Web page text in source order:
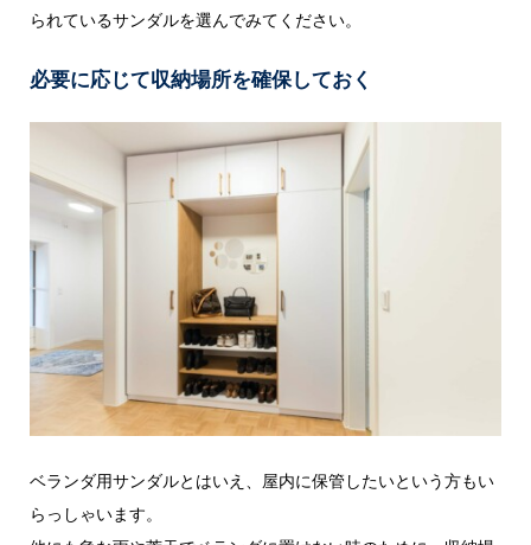
られているサンダルを選んでみてください。
必要に応じて収納場所を確保しておく
ベランダ用サンダルとはいえ、屋内に保管したいという方もい
らっしゃいます。